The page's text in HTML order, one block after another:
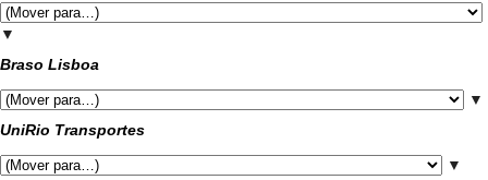
▼
Braso Lisboa
▼
UniRio Transportes
▼